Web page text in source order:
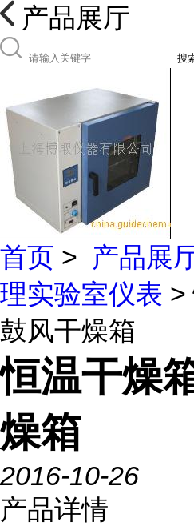
产品展厅
搜
首页 > 产品展
理实验室仪表 >
鼓风干燥箱
恒温干燥
燥箱
2016-10-26
产品详情